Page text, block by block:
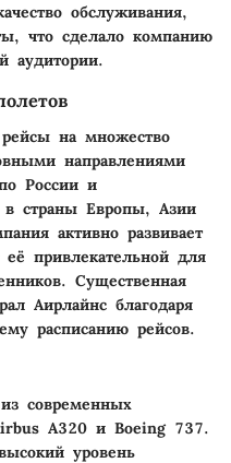
обслуживания,
что сделало компанию
аудитории.
на множество
направлениями
России и
в страны Европы, Азии
активно развивает
привлекательной для
Существенная
Аирлайнс благодаря
расписанию рейсов.
современных
A320 и Boeing 737.
уровень